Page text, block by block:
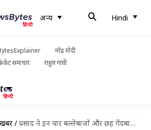
अन्य Hindi
नरेंद्र मोदी
समाचार राहुल गांधी
/ प्रसाद ने इन चार बल्लेबाजों और छह गेंदबाजों को बताया भारत के लिए बेस्ट बैकअप